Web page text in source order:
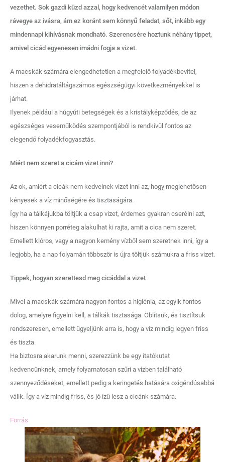
vezethet. Sok gazdi küzd azzal, hogy kedvencét valamilyen módon
rávegye az ivásra, ám ez koránt sem könnyű feladat, sőt, inkább egy
mindennapi kihívásnak mondható. Szerencsére hoztunk néhány tippet,
amivel cicád egyenesen imádni fogja a vizet.
A macskák számára elengedhetetlen a megfelelő folyadékbevitel,
hiszen a dehidratáltágszámos egészségügyi következményekkel is
járhat.
Ilyenek például a húgyúti betegségek és a kristályképződés, de az
egészséges veseműködés szempontjából is rendkívül fontos az
elegendő folyadékfogyasztás.
Miért nem szeret a cicám vizet inni?
Az ok, amiért a cicák nem kedvelnek vizet inni az, hogy meglehetősen
kényesek a víz minőségére és tisztaságára.
Így ha a tálkájukba töltjük a csap vizet, érdemes gyakran cserélni azt,
hiszen könnyen porréteg alakulhat ki rajta, amit a cica nem szeret.
Emellett klóros, vagy a nagyon kemény vízből sem szeretnek inni, így a
legjobb, ha a nap folyamán többször is újra töltjük számukra a friss vizet.
Tippek, hogyan szerettesd meg cicáddal a vizet
Mivel a macskák számára nagyon fontos a higiénia, az egyik fontos
dolog, amelyre figyelni kell, a tálkák tisztasága. Öblítsük, és tisztítsuk
rendszeresen, emellett ügyeljünk arra is, hogy a víz mindig legyen friss
és tiszta.
Ha biztosra akarunk menni, szerezzünk be egy itatókutat
kedvencünknek, amely folyamatosan szűri a vízben található
szennyeződéseket, emellett pedig a keringetés hatására oxigéndúsabbá
válik. Így a víz mindig friss, és jó ízű lesz a cicánk számára.
Forrás